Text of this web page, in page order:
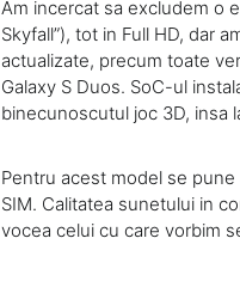
Am incercat sa excludem o
Skyfall”), tot in Full HD, dar
actualizate, precum toate
Galaxy S Duos. SoC-ul
binecunoscutul joc 3D, insa
Pentru acest model se
SIM. Calitatea sunetului in
vocea celui cu care vorbim